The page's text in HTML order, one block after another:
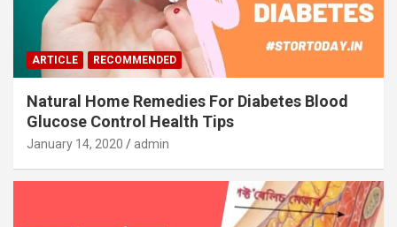
ARTICLE RECOMMENDED
Natural Home Remedies For Diabetes Blood
Glucose Control Health Tips
January 14, 2020 admin